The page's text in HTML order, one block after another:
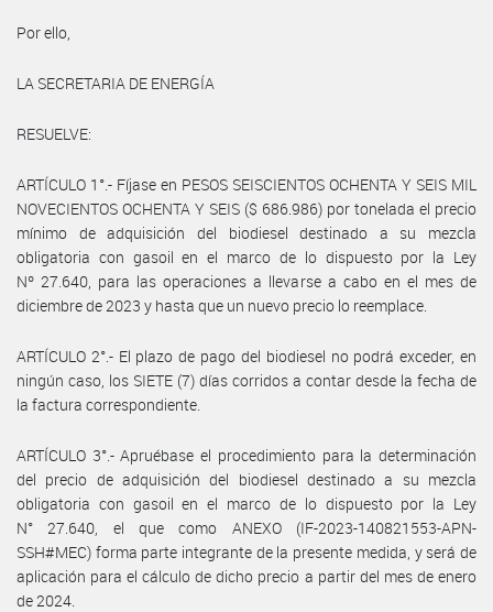
Por ello,
LA SECRETARIA DE ENERGÍA
RESUELVE:
ARTÍCULO 1°.- Fíjase en PESOS SEISCIENTOS OCHENTA Y SEIS MIL
NOVECIENTOS OCHENTA Y SEIS ($ 686.986) por tonelada el precio
mínimo de adquisición del biodiesel destinado a su mezcla
obligatoria con gasoil en el marco de lo dispuesto por la Ley
Nº 27.640, para las operaciones a llevarse a cabo en el mes de
diciembre de 2023 y hasta que un nuevo precio lo reemplace.
ARTÍCULO 2°.- El plazo de pago del biodiesel no podrá exceder, en
ningún caso, los SIETE (7) días corridos a contar desde la fecha de
la factura correspondiente.
ARTÍCULO 3°.- Apruébase el procedimiento para la determinación
del precio de adquisición del biodiesel destinado a su mezcla
obligatoria con gasoil en el marco de lo dispuesto por la Ley
N° 27.640, el que como ANEXO (IF-2023-140821553-APN-
SSH#MEC) forma parte integrante de la presente medida, y será de
aplicación para el cálculo de dicho precio a partir del mes de enero
de 2024.